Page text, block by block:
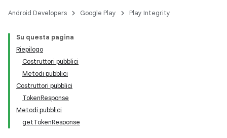
Android Developers Google Play Play Integrity
Su questa pagina
Riepilogo
Costruttori pubblici
Metodi pubblici
Costruttori pubblici
TokenResponse
Metodi pubblici
getTokenResponse